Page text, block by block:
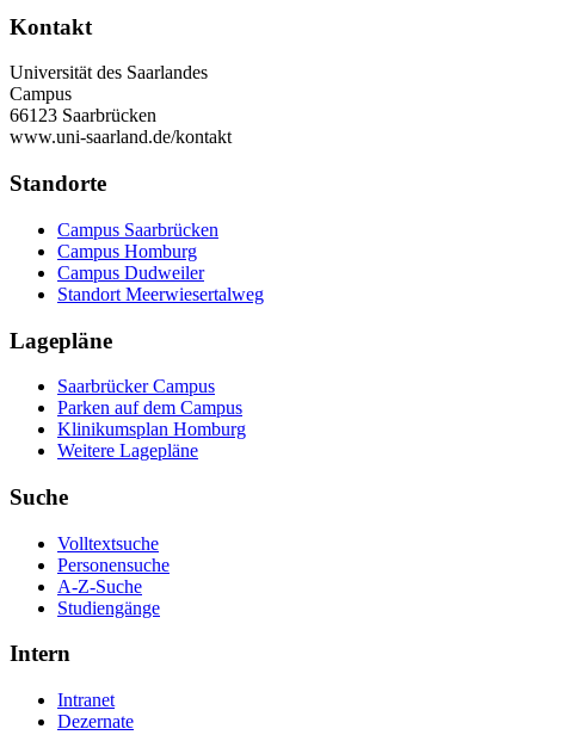
Kontakt
Universität des Saarlandes
Campus
66123 Saarbrücken
www.uni-saarland.de/kontakt
Standorte
Campus Saarbrücken
Campus Homburg
Campus Dudweiler
Standort Meerwiesertalweg
Lagepläne
Saarbrücker Campus
Parken auf dem Campus
Klinikumsplan Homburg
Weitere Lagepläne
Suche
Volltextsuche
Personensuche
A-Z-Suche
Studiengänge
Intern
Intranet
Dezernate